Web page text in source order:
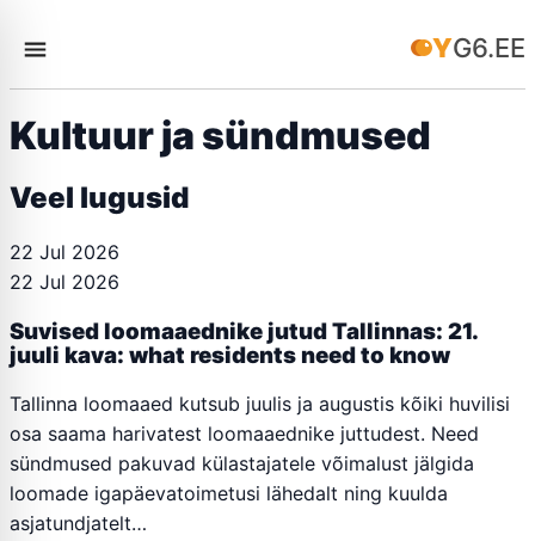
YG6.EE
Kultuur ja sündmused
Veel lugusid
22 Jul 2026
22 Jul 2026
Suvised loomaaednike jutud Tallinnas: 21.
juuli kava: what residents need to know
Tallinna loomaaed kutsub juulis ja augustis kõiki huvilisi
osa saama harivatest loomaaednike juttudest. Need
sündmused pakuvad külastajatele võimalust jälgida
loomade igapäevatoimetusi lähedalt ning kuulda
asjatundjatelt…